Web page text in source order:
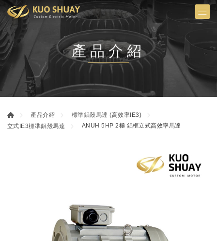
產品介紹
產品介紹
標準鋁殼馬達 (高效率IE3)
立式IE3標準鋁殼馬達
ANUH 5HP 2極 鋁框立式高效率馬達